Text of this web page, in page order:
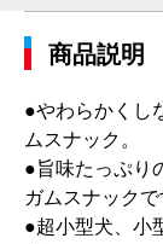
商品説明
●やわらかくし
ムスナック。
●旨味たっぷり
ガムスナックで
●超小型犬、小